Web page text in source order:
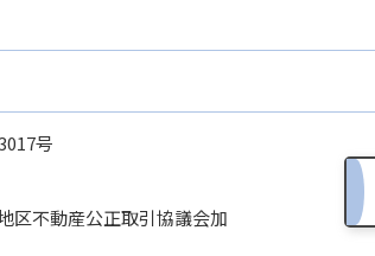
号
区不動産公正取引協議会加